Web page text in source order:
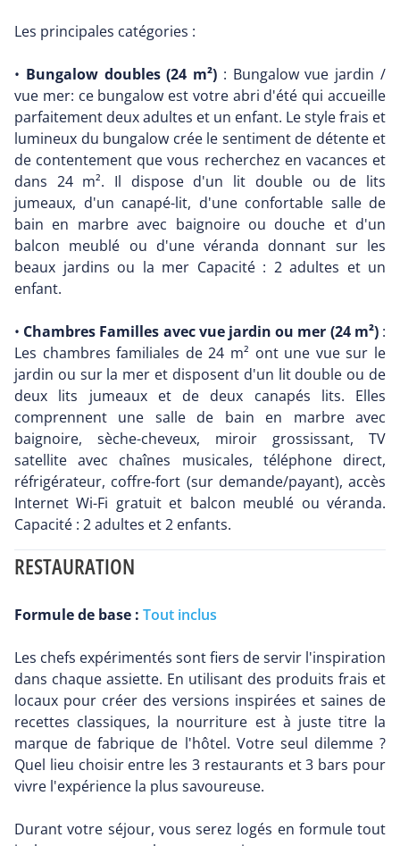
Les principales catégories :
• Bungalow doubles (24 m²) : Bungalow vue jardin /
vue mer: ce bungalow est votre abri d'été qui accueille
parfaitement deux adultes et un enfant. Le style frais et
lumineux du bungalow crée le sentiment de détente et
de contentement que vous recherchez en vacances et
dans 24 m². Il dispose d'un lit double ou de lits
jumeaux, d'un canapé-lit, d'une confortable salle de
bain en marbre avec baignoire ou douche et d'un
balcon meublé ou d'une véranda donnant sur les
beaux jardins ou la mer Capacité : 2 adultes et un
enfant.
• Chambres Familles avec vue jardin ou mer (24 m²) :
Les chambres familiales de 24 m² ont une vue sur le
jardin ou sur la mer et disposent d'un lit double ou de
deux lits jumeaux et de deux canapés lits. Elles
comprennent une salle de bain en marbre avec
baignoire, sèche-cheveux, miroir grossissant, TV
satellite avec chaînes musicales, téléphone direct,
réfrigérateur, coffre-fort (sur demande/payant), accès
Internet Wi-Fi gratuit et balcon meublé ou véranda.
Capacité : 2 adultes et 2 enfants.
RESTAURATION
Formule de base : Tout inclus
Les chefs expérimentés sont fiers de servir l'inspiration
dans chaque assiette. En utilisant des produits frais et
locaux pour créer des versions inspirées et saines de
recettes classiques, la nourriture est à juste titre la
marque de fabrique de l'hôtel. Votre seul dilemme ?
Quel lieu choisir entre les 3 restaurants et 3 bars pour
vivre l'expérience la plus savoureuse.
Durant votre séjour, vous serez logés en formule tout